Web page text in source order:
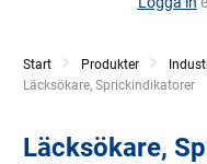
Start Produkter
Current:
Läcksökare, Sprickindikatorer
Läcksökare,